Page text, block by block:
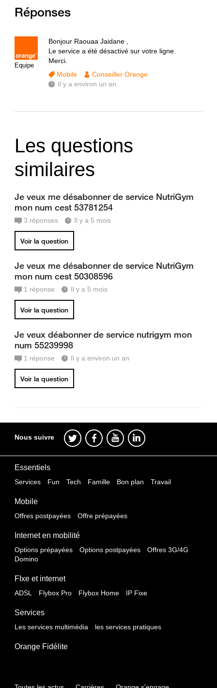
Réponses
Equipe
Bonjour Raouaa Jaidane ,
Le service a été désactivé sur votre ligne.
Merci.
Mobile
Conseiller Orange
Il y a environ un an
Les questions
similaires
Je veux me désabonner de service NutriGym
mon num cest 53781254
3 réponses Il y a 5 mois
Voir la question
Je veux me désabonner de service NutriGym
mon num cest 50308596
1 réponse Il y a 5 mois
Voir la question
Je veux déabonner de service nutrigym mon
num 55239998
1 réponse Il y a environ un an
Voir la question
Nous suivre
Essentiels
Services Fun Tech Famille Bon plan Travail
Mobile
Offres postpayées Offre prépayées
Internet en mobilité
Options prépayées Options postpayées
Offres 3G/4G
Domino
FIxe et internet
ADSL Flybox Pro Flybox Home IP Fixe
Services
Les services multimédia les services pratiques
Orange Fidélite